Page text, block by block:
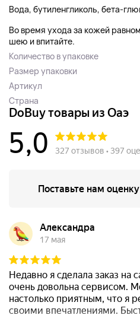
Вода, бутиленгликоль, бета-
Во время ухода за кожей
шею и впитайте.
Количество в упаковке
Размер упаковки
Артикул
Страна